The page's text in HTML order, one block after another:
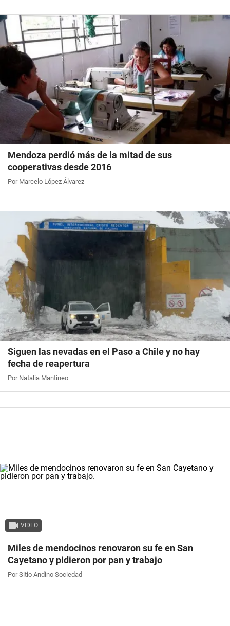
Mendoza perdió más de la mitad de sus
cooperativas desde 2016
Por Marcelo López Álvarez
Siguen las nevadas en el Paso a Chile y no hay
fecha de reapertura
Por Natalia Mantineo
VIDEO
Miles de mendocinos renovaron su fe en San
Cayetano y pidieron por pan y trabajo
Por Sitio Andino Sociedad